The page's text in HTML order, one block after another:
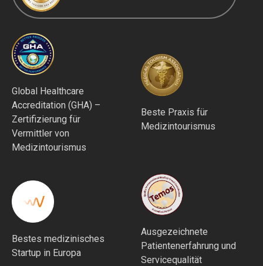
Global Healthcare
Accreditation (GHA) –
Zertifizierung für
Vermittler von
Medizintourismus
Beste Praxis für
Medizintourismus
Bestes medizinisches
Startup in Europa
Ausgezeichnete
Patientenerfahrung und
Servicequalität